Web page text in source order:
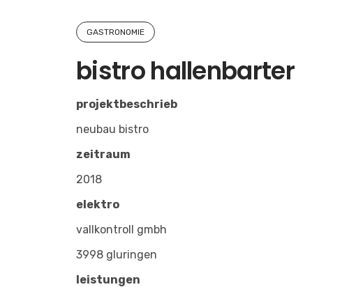
GASTRONOMIE
bistro hallenbarter
projektbeschrieb
neubau bistro
zeitraum
2018
elektro
vallkontroll gmbh
3998 gluringen
leistungen